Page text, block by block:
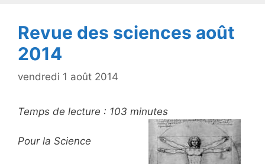
Revue des sciences août
2014
vendredi 1 août 2014
Temps de lecture : 103 minutes
Pour la Science